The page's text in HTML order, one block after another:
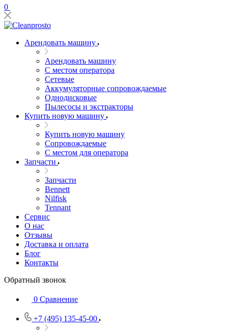
0
Арендовать машину
Арендовать машину
С местом оператора
Сетевые
Аккумуляторные сопровождаемые
Однодисковые
Пылесосы и экстракторы
Купить новую машину
Купить новую машину
Сопровождаемые
С местом для оператора
Запчасти
Запчасти
Bennett
Nilfisk
Tennant
Сервис
О нас
Отзывы
Доставка и оплата
Блог
Контакты
Обратный звонок
0 Сравнение
+7 (495) 135-45-00